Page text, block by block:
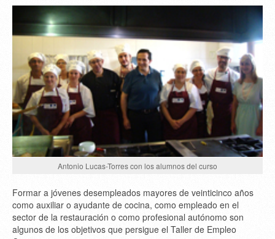
Antonio Lucas-Torres con los alumnos del curso
Formar a jóvenes desempleados mayores de veinticinco años
como auxiliar o ayudante de cocina, como empleado en el
sector de la restauración o como profesional autónomo son
algunos de los objetivos que persigue el Taller de Empleo